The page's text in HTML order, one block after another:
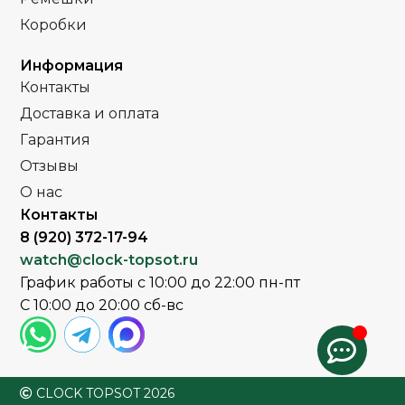
ЦВЕТ БРАСЛЕТА
ЦВЕТ КОРПУСА
Комбинированный
ЦИФЕРБЛАТ
Коробки
Информация
Контакты
Доставка и оплата
Гарантия
Отзывы
О нас
Контакты
8 (920) 372-17-94
watch@clock-topsot.ru
График работы с 10:00 до 22:00 пн-пт
С 10:00 до 20:00 сб-вс
CLOCK TOPSOT 2026